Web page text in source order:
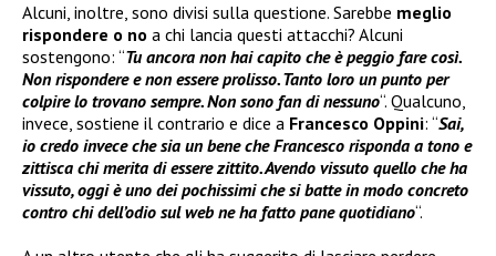
Alcuni, inoltre, sono divisi sulla questione. Sarebbe meglio
rispondere o no a chi lancia questi attacchi? Alcuni
sostengono: “Tu ancora non hai capito che è peggio fare così.
Non rispondere e non essere prolisso. Tanto loro un punto per
colpire lo trovano sempre. Non sono fan di nessuno“. Qualcuno,
invece, sostiene il contrario e dice a Francesco Oppini: “Sai,
io credo invece che sia un bene che Francesco risponda a tono e
zittisca chi merita di essere zittito. Avendo vissuto quello che ha
vissuto, oggi è uno dei pochissimi che si batte in modo concreto
contro chi dell’odio sul web ne ha fatto pane quotidiano“.